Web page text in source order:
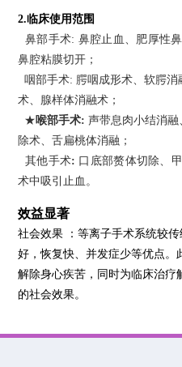
Y
A
H
O
L
D
I
N
G
2.临床使用范围
鼻部手术: 鼻腔止血、肥厚性
鼻腔粘膜切开；
咽部手术: 腭咽成形术、软腭
术、腺样体消融术；
★ 喉部手术:声带息肉小结消
除术、舌扁桃体消融；
其他手术: 口底部赘体切除、
术中吸引止血。
效益显著
社会效果 ：等离子手术系统较
好，恢复快、并发症少等优点 。
解除身心疾苦，同时为临床治
的社会效果。